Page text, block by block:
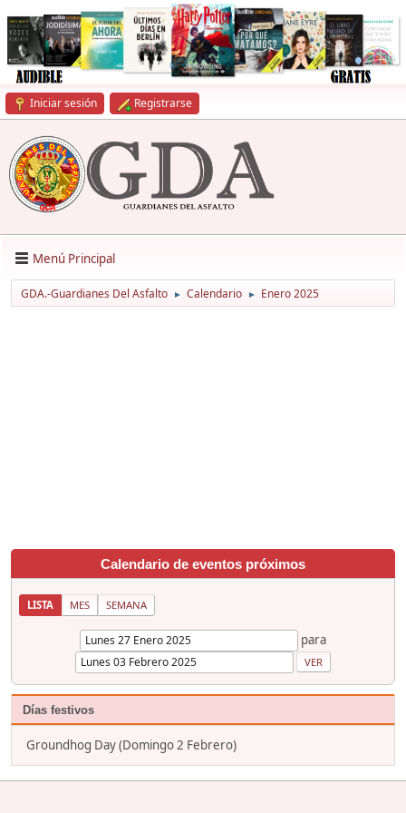
Iniciar sesión Registrarse
Menú Principal
GDA.-Guardianes Del Asfalto ► Calendario ► Enero 2025
Calendario de eventos próximos
LISTA MES SEMANA
para
Días festivos
Groundhog Day (Domingo 2 Febrero)